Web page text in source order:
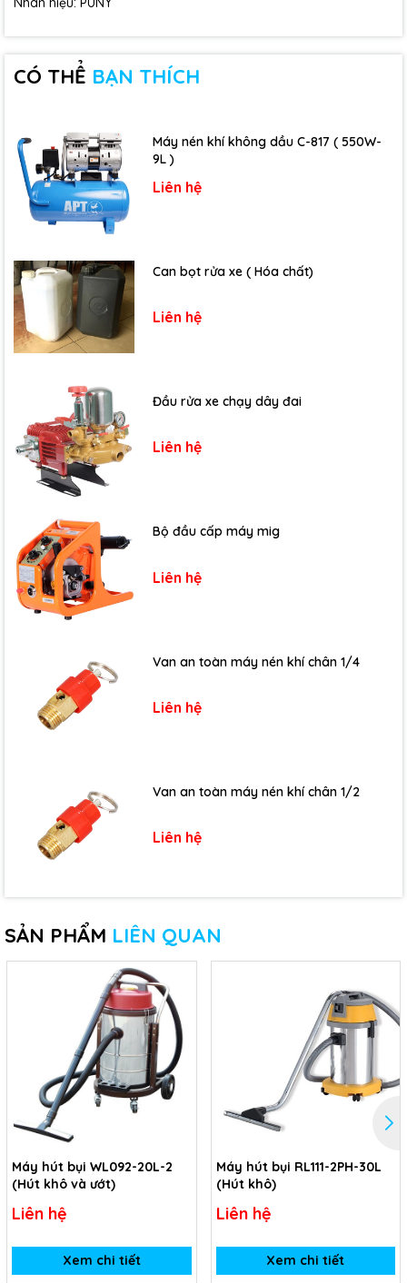
CÓ THỂ BẠN THÍCH
Máy nén khí không dầu C-817 ( 550W-
9L )
Liên hệ
Can bọt rửa xe ( Hóa chất)
Liên hệ
Đầu rửa xe chạy dây đai
Liên hệ
Bộ đầu cấp máy mig
Liên hệ
Van an toàn máy nén khí chân 1/4
Liên hệ
Van an toàn máy nén khí chân 1/2
Liên hệ
SẢN PHẨM LIÊN QUAN
Máy hút bụi WL092-20L-2
(Hút khô và ướt)
Liên hệ
Xem chi tiết
Máy hút bụi RL111-2PH-30L
(Hút khô)
Liên hệ
Xem chi tiết